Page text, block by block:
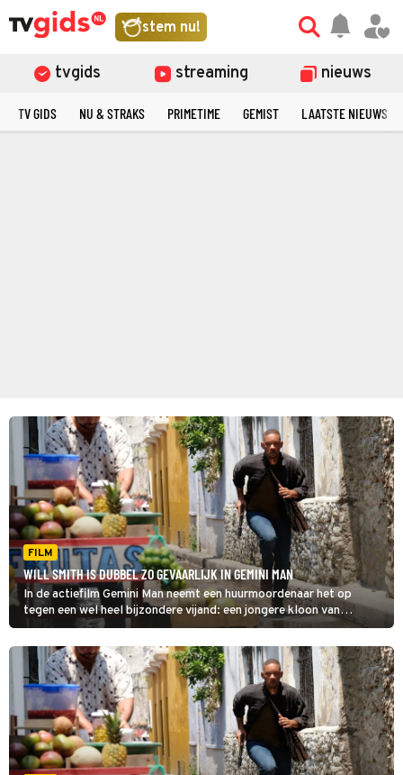
stem nu!
tvgids streaming nieuws
TV GIDS NU & STRAKS PRIMETIME GEMIST LAATSTE NIEUWS
FILM
WILL SMITH IS DUBBEL ZO GEVAARLIJK IN GEMINI MAN
In de actiefilm Gemini Man neemt een huurmoordenaar het op
tegen een wel heel bijzondere vijand: een jongere kloon van
zichzelf.